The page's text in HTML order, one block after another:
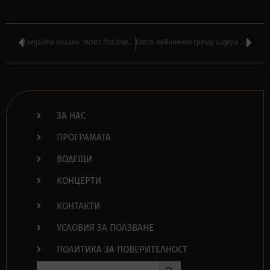
Гледайте онлайн ‘МОЯТ ПЛЕЙЛИСТ’ с оперната певица МИЛА МИХОВА Шест обвинения срещу лидера на ICED EARTH за нахлуване в Капитолия
ЗА НАС
ПРОГРАМАТА
ВОДЕЩИ
КОНЦЕРТИ
КОНТАКТИ
УСЛОВИЯ ЗА ПОЛЗВАНЕ
ПОЛИТИКА ЗА ПОВЕРИТЕЛНОСТ
Search
Search Button